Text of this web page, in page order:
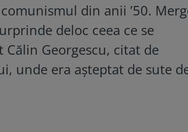
din anii ’50.
deloc ceea ce se
Georgescu, citat de
unde era așteptat de sute